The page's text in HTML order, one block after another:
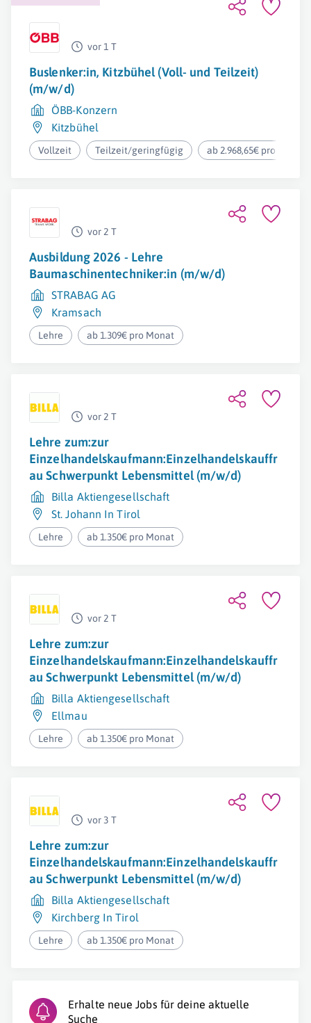
vor 1 T
Buslenker:in, Kitzbühel (Voll- und Teilzeit)
(m/w/d)
ÖBB-Konzern
Kitzbühel
Vollzeit Teilzeit/geringfügig ab 2.968,65€ pro Monat
vor 2 T
Ausbildung 2026 - Lehre
Baumaschinentechniker:in (m/w/d)
STRABAG AG
Kramsach
Lehre ab 1.309€ pro Monat
vor 2 T
Lehre zum:zur
Einzelhandelskaufmann:Einzelhandelskauffr
au Schwerpunkt Lebensmittel (m/w/d)
Billa Aktiengesellschaft
St. Johann In Tirol
Lehre ab 1.350€ pro Monat
vor 2 T
Lehre zum:zur
Einzelhandelskaufmann:Einzelhandelskauffr
au Schwerpunkt Lebensmittel (m/w/d)
Billa Aktiengesellschaft
Ellmau
Lehre ab 1.350€ pro Monat
vor 3 T
Lehre zum:zur
Einzelhandelskaufmann:Einzelhandelskauffr
au Schwerpunkt Lebensmittel (m/w/d)
Billa Aktiengesellschaft
Kirchberg In Tirol
Lehre ab 1.350€ pro Monat
Erhalte neue Jobs für deine aktuelle
Suche